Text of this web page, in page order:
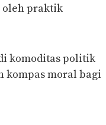
oleh praktik
komoditas politik
kompas moral bagi